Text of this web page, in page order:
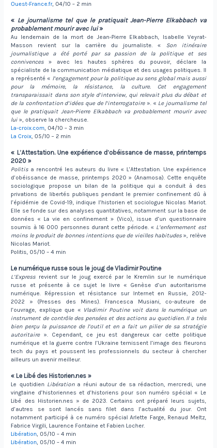
Ouest-France.fr, 04/10 – 2 min
« Le journalisme tel que le pratiquait Jean-Pierre Elkabbach va
probablement mourir avec lui»
Au lendemain de la mort de Jean-Pierre Elkabbach, Isabelle Veyrat-
Masson revient sur la carrière du journaliste. « Son itinéraire
journalistique a été porté par sa passion de la politique et ses
connivences» avec les hautes sphères du pouvoir, déclare la
spécialiste de la communication médiatique et des usages politiques. Il
a représenté « l’engagement pour la politique au sens global mais aussi
pour la mémoire, la résistance, la culture. Cet engagement
transparaissait dans son style d’interview, qui relevait plus du débat et
de la confrontation d’idées que de l’interrogatoire». « Le journalisme tel
que le pratiquait Jean-Pierre Elkabbach va probablement mourir avec
lui», observe la chercheuse.
La-croix.com, 04/10 – 3 min
La Croix, 05/10 – 2 min
« L’Attestation. Une expérience d’obéissance de masse, printemps
2020 »
Politisa rencontré les auteurs du livre « L’Attestation. Une expérience
d’obéissance de masse, printemps 2020 » (Anamosa). Cette enquête
sociologique propose un bilan de la politique qui a conduit à des
privations de libertés publiques pendant le premier confinement dû à
l’épidémie de Covid-19, indique l’historien et sociologue Nicolas Mariot.
Elle se fonde sur des analyses quantitatives, notamment sur la base de
données « La vie en confinement » (Vico), issue d’un questionnaire
soumis à 16 000 personnes durant cette période. « L’enfermement est
moins le produit de bonnes intentions que de vieilles habitudes», relève
Nicolas Mariot.
Politis, 05/10 – 4 min
Le numérique russe sous le joug de Vladimir Poutine
L’Expressrevient sur le joug exercé par le Kremlin sur le numérique
russe et présente à ce sujet le livre « Genèse d’un autoritarisme
numérique. Répression et résistance sur Internet en Russie, 2012-
2022 » (Presses des Mines). Francesca Musiani, co-auteure de
l’ouvrage, explique que « Vladimir Poutine voit dans le numérique un
instrument de contrôle des pensées et des actions au quotidien. Il a très
bien perçu la puissance de l’outil et en a fait un pilier de sa stratégie
autoritaire». Cependant, ce jeu est dangereux car cette politique
numérique et la guerre contre l’Ukraine ternissent l’image des fleurons
tech du pays et poussent les professionnels du secteur à chercher
ailleurs un avenir meilleur.
« Le Libé des Historien.nes »
Le quotidien Libérationa réuni autour de sa rédaction, mercredi, une
vingtaine d’historiennes et d’historiens pour son numéro spécial « Le
Libé des Historien.nes » de 2023. Certains ont préparé leurs sujets,
d’autres se sont lancés sans filet dans l’actualité du jour. Ont
notamment participé à ce numéro spécial Arlette Farge, Renaud Meltz,
Fabrice Virgili, Laurence Fontaine et Fabien Locher.
Libération, 05/10 – 4 min
Libération, 05/10 – 4 min